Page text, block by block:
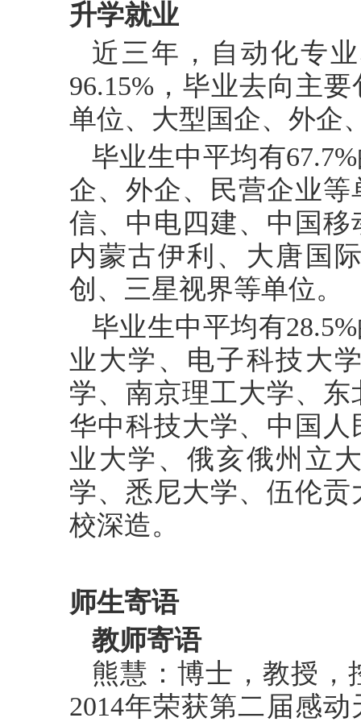
升学就业
近三年，自动化专
96.15%，毕业去向主
单位、大型国企、外企
毕业生中平均有
企、外企、民营企业等
信、中电四建、中国
内蒙古伊利、大唐国
创、三星视界等单位。
毕业生中平均有
业大学、电子科技大
学、南京理工大学、
华中科技大学、中国
业大学、俄亥俄州立
学、悉尼大学、伍伦
校深造。
师生寄语
教师寄语
熊慧：博士，教授，
2014年荣获第二届感